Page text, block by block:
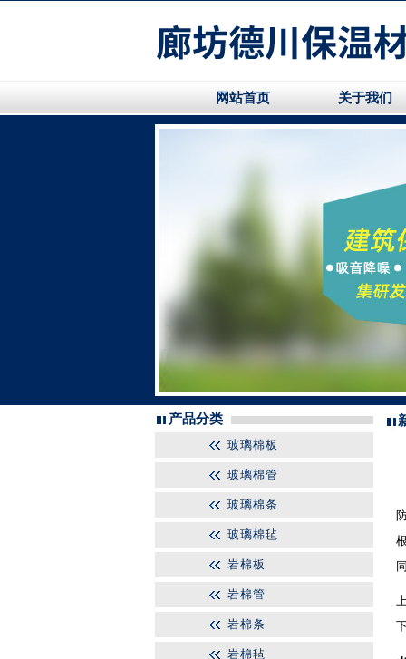
网站首页 关于我们
产品分类
玻璃棉板
玻璃棉管
玻璃棉条
玻璃棉毡
岩棉板
岩棉管
岩棉条
岩棉毡